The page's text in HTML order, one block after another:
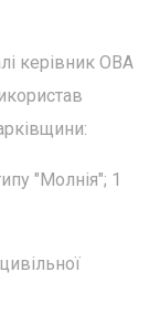
керівник ОВА
"Молнія"; 1